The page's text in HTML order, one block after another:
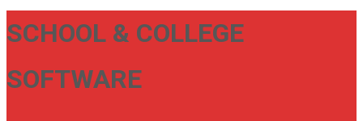
SCHOOL & COLLEGE
SOFTWARE